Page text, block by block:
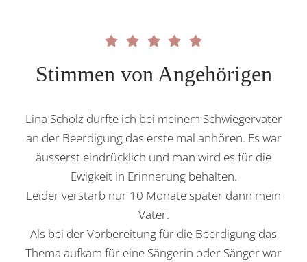
Stimmen von Angehörigen
Lina Scholz durfte ich bei meinem Schwiegervater
an der Beerdigung das erste mal anhören. Es war
äusserst eindrücklich und man wird es für die
Ewigkeit in Erinnerung behalten.
Leider verstarb nur 10 Monate später dann mein
Vater.
Als bei der Vorbereitung für die Beerdigung das
Thema aufkam für eine Sängerin oder Sänger war